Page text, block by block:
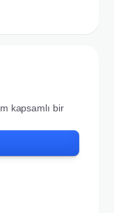
kapsamlı bir